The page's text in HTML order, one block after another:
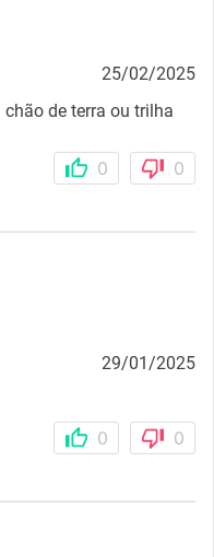
25/02/2025
de terra ou trilha
0 0
29/01/2025
0 0